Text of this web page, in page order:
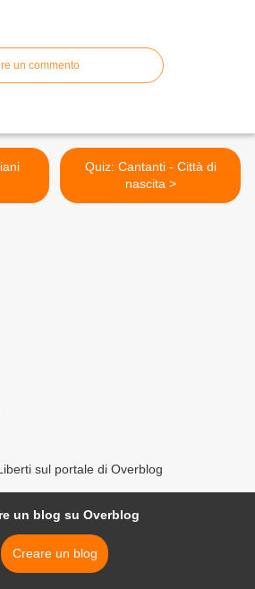
un commento
Quiz: Cantanti - Città di
nascita >
sul portale di Overblog
un blog su Overblog
Creare un blog